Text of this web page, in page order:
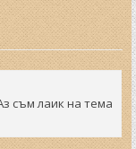
съм лаик на тема